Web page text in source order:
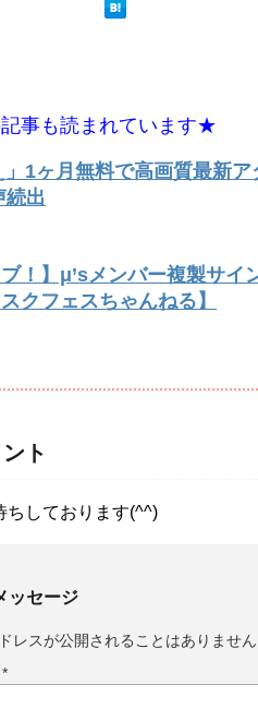
事も読まれています★
」1ヶ月無料で高画質最新
続出
ブ！】μ’sメンバー複製サ
クフェスちゃんねる】
ト
ちしております(^^)
ッセージ
レスが公開されることはありません
*